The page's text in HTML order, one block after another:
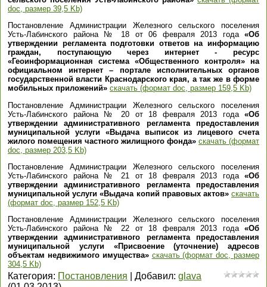
doc, размер 39,5 Kb)
Постановление Администрации Железного сельского поселения
Усть-Лабинского района № 18 от 06 февраля 2013 года «Об
утверждении регламента подготовки ответов на информацию
граждан, поступающую через интернет - ресурс
«Геоинформационная система «Общественного контроля» на
официальном интернет – портале исполнительных органов
государственной власти Краснодарского края, а так же в форме
мобильных приложений» скачать (формат doc, размер 159,5 Kb)
Постановление Администрации Железного сельского поселения
Усть-Лабинского района № 20 от 18 февраля 2013 года «Об
утверждении административного регламента предоставления
муниципальной услуги «Выдача выписок из лицевого счета
жилого помещения частного жилищного фонда» скачать (формат
doc, размер 203,5 Kb)
Постановление Администрации Железного сельского поселения
Усть-Лабинского района № 21 от 18 февраля 2013 года «Об
утверждении административного регламента предоставления
муниципальной услуги «Выдача копий правовых актов» скачать
(формат doc, размер 152,5 Kb)
Постановление Администрации Железного сельского поселения
Усть-Лабинского района № 22 от 18 февраля 2013 года «Об
утверждении административного регламента предоставления
муниципальной услуги «Присвоение (уточнение) адресов
объектам недвижимого имущества» скачать (формат doc, размер
304,5 Kb)
Категория: Постановления Добавил: glava